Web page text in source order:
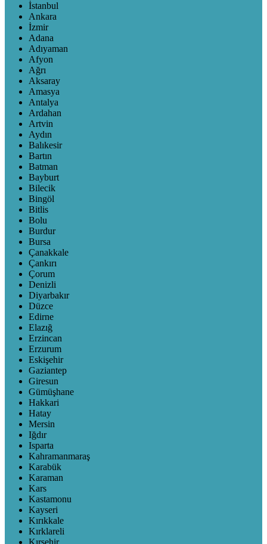
İstanbul
Ankara
İzmir
Adana
Adıyaman
Afyon
Ağrı
Aksaray
Amasya
Antalya
Ardahan
Artvin
Aydın
Balıkesir
Bartın
Batman
Bayburt
Bilecik
Bingöl
Bitlis
Bolu
Burdur
Bursa
Çanakkale
Çankırı
Çorum
Denizli
Diyarbakır
Düzce
Edirne
Elazığ
Erzincan
Erzurum
Eskişehir
Gaziantep
Giresun
Gümüşhane
Hakkari
Hatay
Mersin
Iğdır
Isparta
Kahramanmaraş
Karabük
Karaman
Kars
Kastamonu
Kayseri
Kırıkkale
Kırklareli
Kırşehir